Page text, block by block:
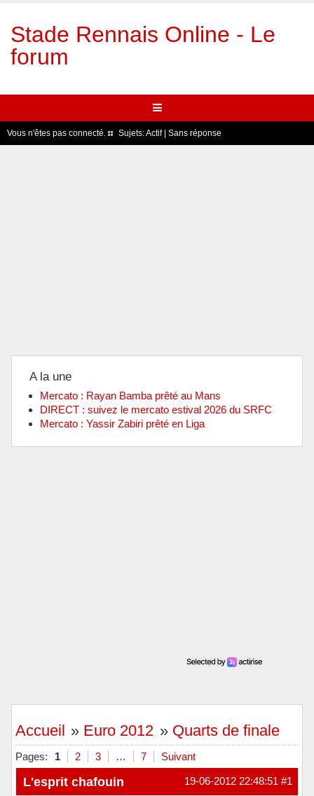
Stade Rennais Online - Le
forum
Vous n'êtes pas connecté. Sujets:Actif| Sans réponse
A la une
Mercato : Rayan Bamba prêté au Mans
DIRECT : suivez le mercato estival 2026 du SRFC
Mercato : Yassir Zabiri prêté en Liga
Accueil » Euro 2012 » Quarts de finale
Pages: 1 2 3 … 7 Suivant
#1
19-06-2012 22:48:51
L'esprit chafouin